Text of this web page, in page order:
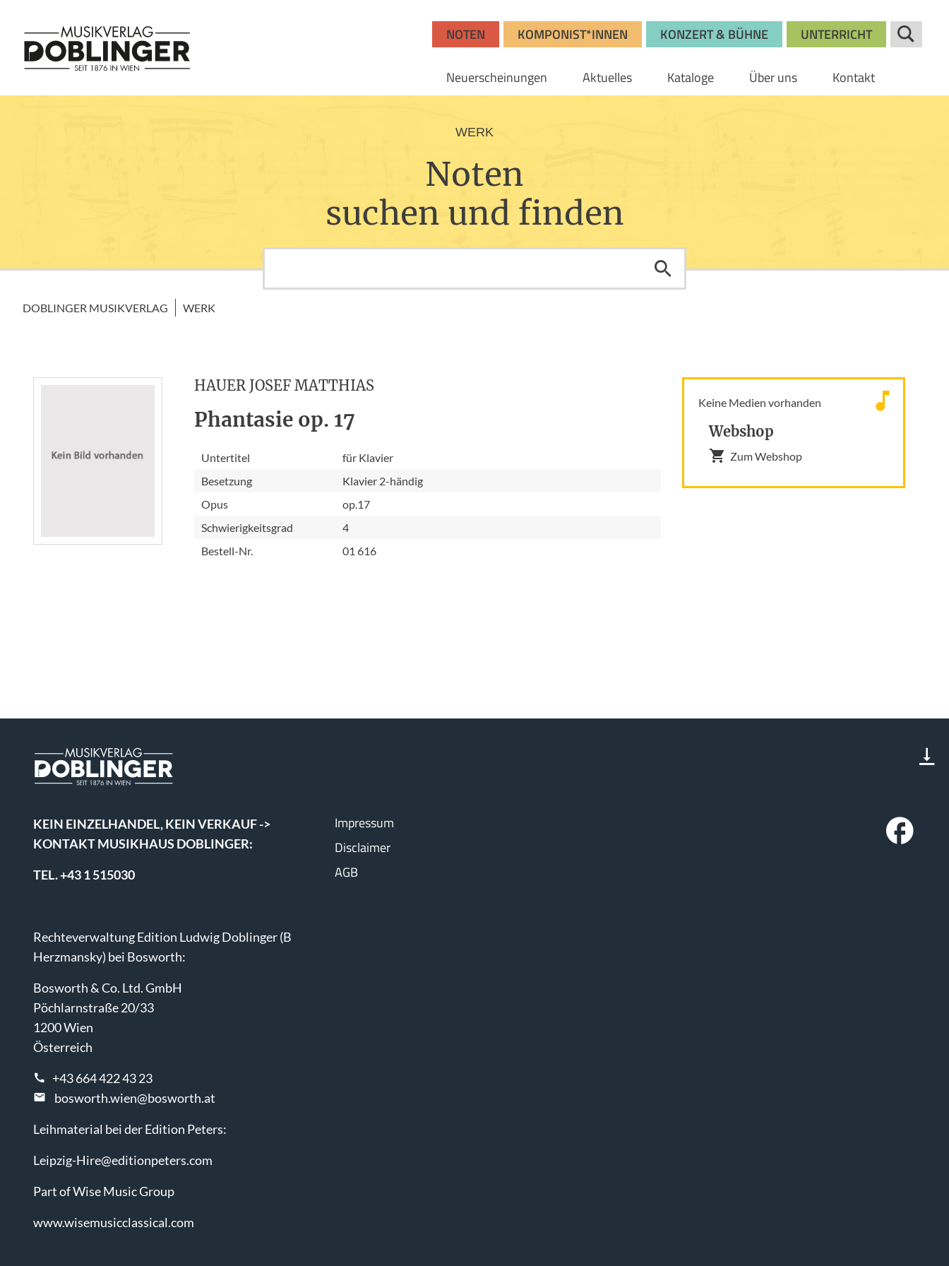
NOTEN KOMPONIST*INNEN KONZERT & BÜHNE UNTERRICHT
Neuerscheinungen Aktuelles Kataloge Über uns Kontakt
WERK
Noten
suchen und finden
DOBLINGER MUSIKVERLAG WERK
HAUER JOSEF MATTHIAS
Phantasie op. 17
Untertitel
für Klavier
Besetzung
Klavier 2-händig
Opus
op.17
Schwierigkeitsgrad
4
Bestell-Nr.
01 616
Keine Medien vorhanden
Webshop
Zum Webshop
KEIN EINZELHANDEL, KEIN VERKAUF ->
KONTAKT MUSIKHAUS DOBLINGER:
TEL. +43 1 515030
Rechteverwaltung Edition Ludwig Doblinger (B
Herzmansky) bei Bosworth:
Bosworth & Co. Ltd. GmbH
Pöchlarnstraße 20/33
1200 Wien
Österreich
+43 664 422 43 23
bosworth.wien@bosworth.at
Leihmaterial bei der Edition Peters:
Leipzig-Hire@editionpeters.com
Part of Wise Music Group
www.wisemusicclassical.com
Impressum
Disclaimer
AGB